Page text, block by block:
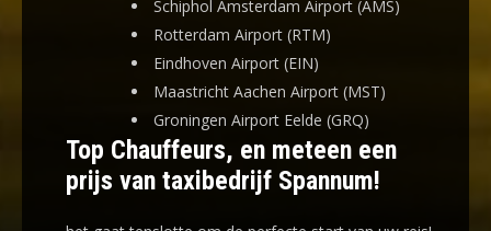
Schiphol Amsterdam Airport (AMS)
Rotterdam Airport (RTM)
Eindhoven Airport (EIN)
Maastricht Aachen Airport (MST)
Groningen Airport Eelde (GRQ)
Top Chauffeurs, en meteen een
prijs van taxibedrijf Spannum!